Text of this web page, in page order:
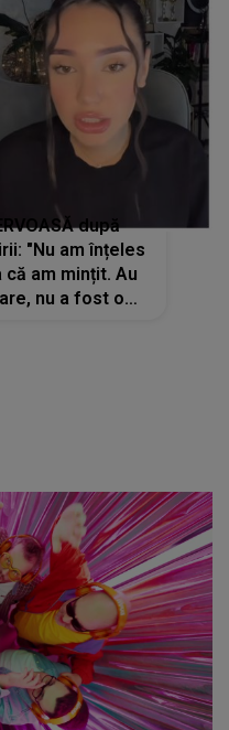
după
"Nu am înțeles
am mințit. Au
nu a fost o